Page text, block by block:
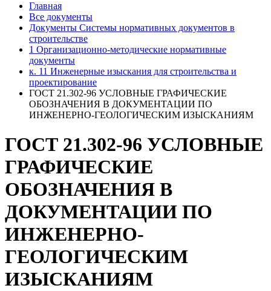
Главная
Все документы
Документы Системы нормативных документов в
строительстве
1 Организационно-методические нормативные
документы
к. 11 Инженерные изыскания для строительства и
проектирование
ГОСТ 21.302-96 УСЛОВНЫЕ ГРАФИЧЕСКИЕ
ОБОЗНАЧЕНИЯ В ДОКУМЕНТАЦИИ ПО
ИНЖЕНЕРНО-ГЕОЛОГИЧЕСКИМ ИЗЫСКАНИЯМ
ГОСТ 21.302-96 УСЛОВНЫЕ
ГРАФИЧЕСКИЕ
ОБОЗНАЧЕНИЯ В
ДОКУМЕНТАЦИИ ПО
ИНЖЕНЕРНО-
ГЕОЛОГИЧЕСКИМ
ИЗЫСКАНИЯМ